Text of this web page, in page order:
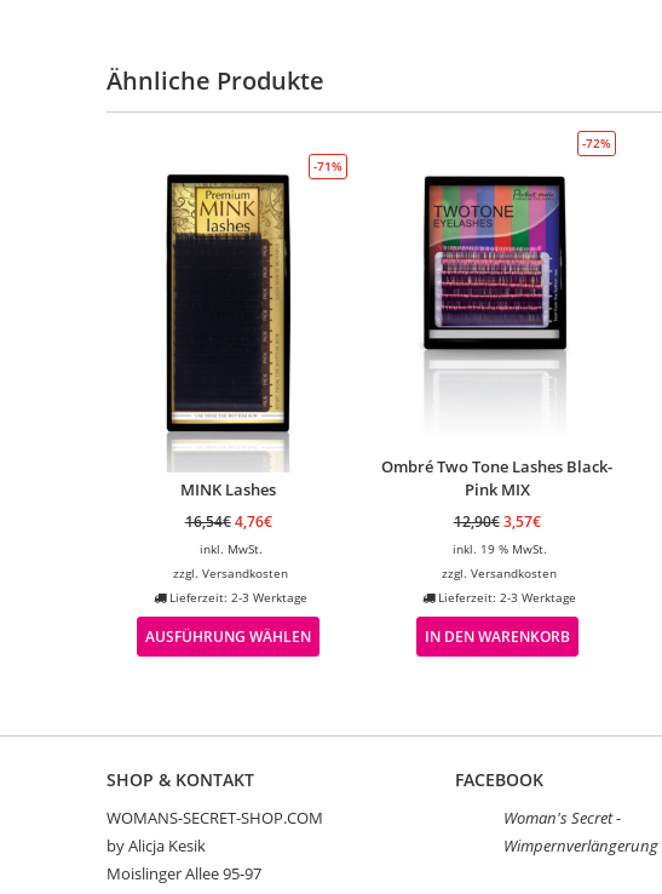
Ähnliche Produkte
-71%
MINK Lashes
16,54€ 4,76€
inkl. MwSt.
zzgl.Versandkosten
Lieferzeit: 2-3 Werktage
AUSFÜHRUNG WÄHLEN
-72%
Ombré Two Tone Lashes Black-
Pink MIX
12,90€ 3,57€
inkl. 19 % MwSt.
zzgl.Versandkosten
Lieferzeit: 2-3 Werktage
IN DEN WARENKORB
SHOP & KONTAKT
WOMANS-SECRET-SHOP.COM
by Alicja Kesik
Moislinger Allee 95-97
FACEBOOK
Woman's Secret -
Wimpernverlängerung